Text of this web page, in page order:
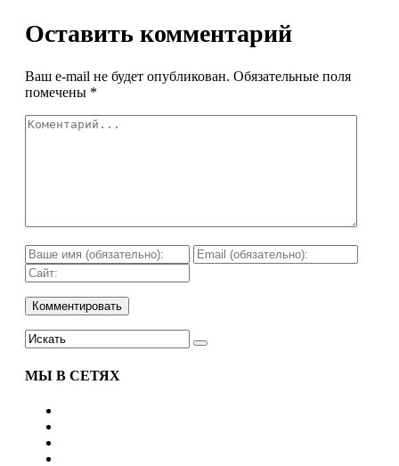
Оставить комментарий
Ваш e-mail не будет опубликован. Обязательные поля
помечены *
МЫ В СЕТЯХ